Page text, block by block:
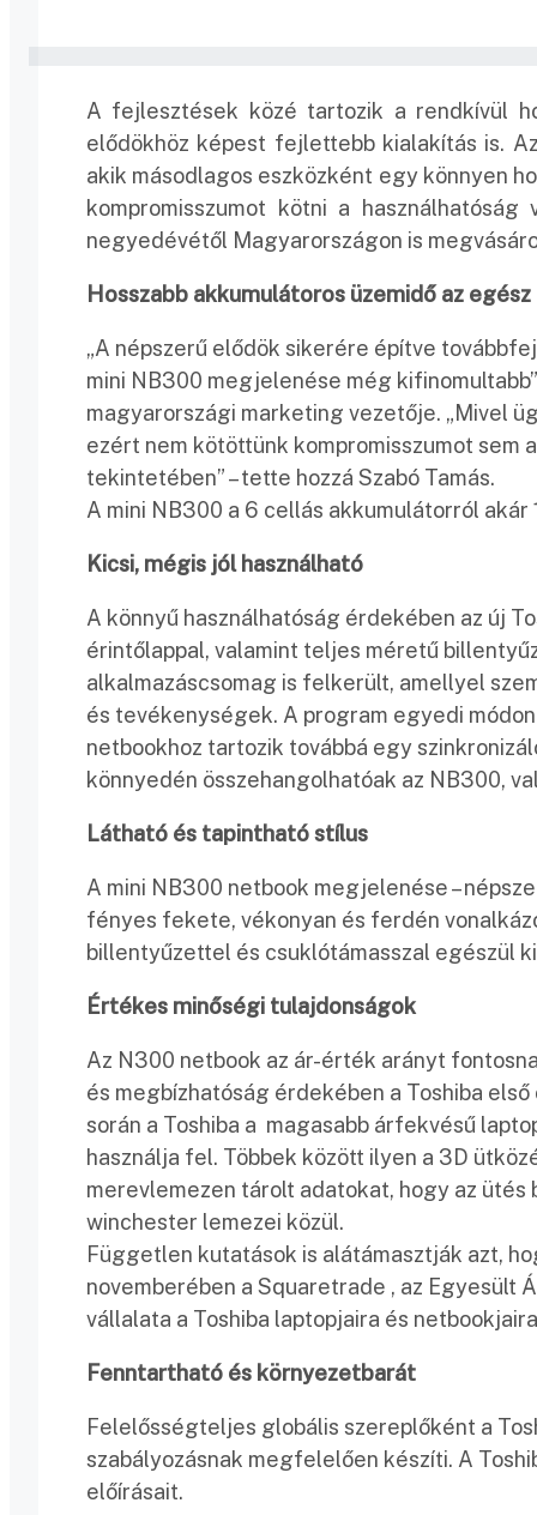
A fejlesztések közé tartozik a rendkívül
elődökhöz képest fejlettebb kialakítás is.
akik másodlagos eszközként egy könnyen
kompromisszumot kötni a
negyedévétől Magyarországon is
Hosszabb akkumulátoros üzemidő az
„A népszerű elődök sikerére építve
mini NB300 megjelenése még
magyarországi marketing vezetője. „Mivel
ezért nem kötöttünk kompromisszumot sem
tekintetében” – tette hozzá Szabó Tamás.
A mini NB300 a 6 cellás akkumulátorról
Kicsi, mégis jól használható
A könnyű használhatóság érdekében az új
érintőlappal, valamint teljes méretű
alkalmazáscsomag is felkerült, amellyel
és tevékenységek. A program egyedi
netbookhoz tartozik továbbá egy
könnyedén összehangolhatóak az NB300,
Látható és tapintható stílus
A mini NB300 netbook megjelenése –
fényes fekete, vékonyan és ferdén
billentyűzettel és csuklótámasszal egészül
Értékes minőségi tulajdonságok
Az N300 netbook az ár-érték arányt
és megbízhatóság érdekében a Toshiba
során a Toshiba a magasabb árfekvésű
használja fel. Többek között ilyen a 3D
merevlemezen tárolt adatokat, hogy az
winchester lemezei közül.
Független kutatások is alátámasztják azt,
novemberében a Squaretrade , az
vállalata a Toshiba laptopjaira és
Fenntartható és környezetbarát
Felelősségteljes globális szereplőként a
szabályozásnak megfelelően készíti. A
előírásait.